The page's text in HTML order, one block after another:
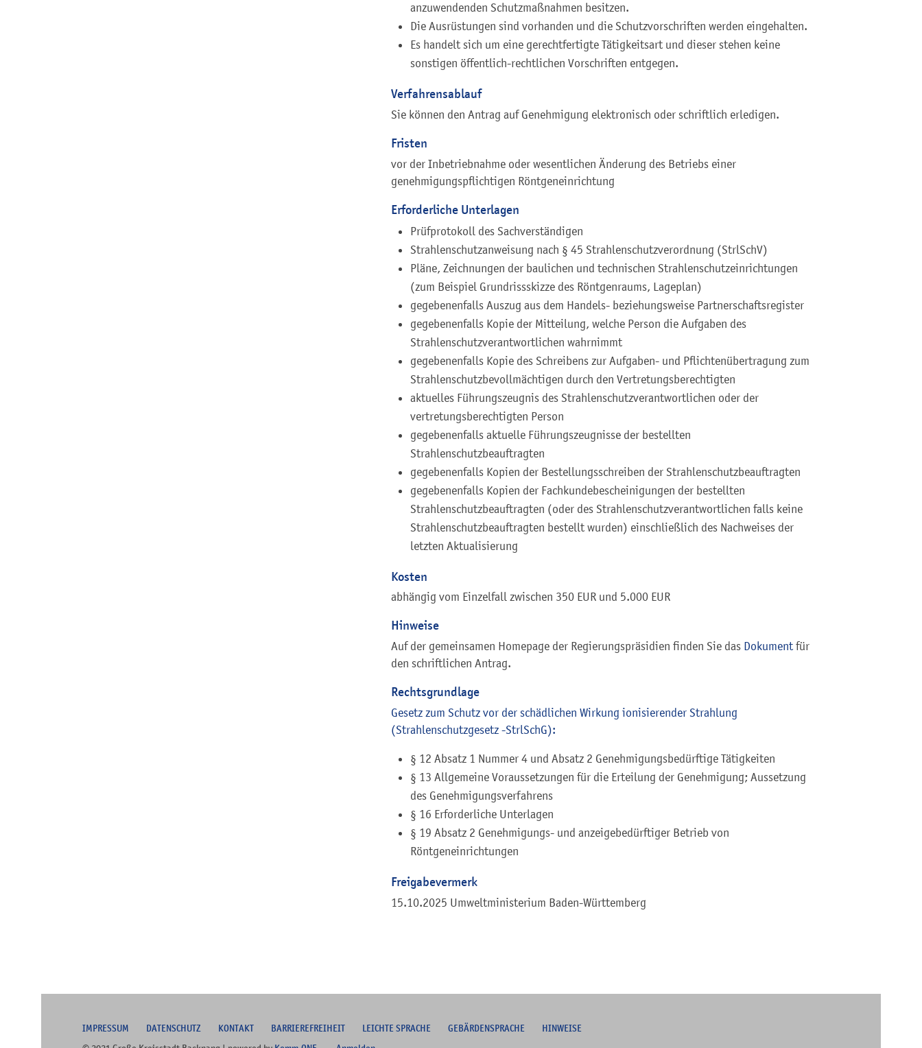
anzuwendenden Schutzmaßnahmen besitzen.
Die Ausrüstungen sind vorhanden und die Schutzvorschriften werden eingehalten.
Es handelt sich um eine gerechtfertigte Tätigkeitsart und dieser stehen keine
sonstigen öffentlich-rechtlichen Vorschriften entgegen.
Verfahrensablauf
Sie können den Antrag auf Genehmigung elektronisch oder schriftlich erledigen.
Fristen
vor der Inbetriebnahme oder wesentlichen Änderung des Betriebs einer
genehmigungspflichtigen Röntgeneinrichtung
Erforderliche Unterlagen
Prüfprotokoll des Sachverständigen
Strahlenschutzanweisung nach § 45 Strahlenschutzverordnung (StrlSchV)
Pläne, Zeichnungen der baulichen und technischen Strahlenschutzeinrichtungen
(zum Beispiel Grundrissskizze des Röntgenraums, Lageplan)
gegebenenfalls Auszug aus dem Handels- beziehungsweise Partnerschaftsregister
gegebenenfalls Kopie der Mitteilung, welche Person die Aufgaben des
Strahlenschutzverantwortlichen wahrnimmt
gegebenenfalls Kopie des Schreibens zur Aufgaben- und Pflichtenübertragung zum
Strahlenschutzbevollmächtigen durch den Vertretungsberechtigten
aktuelles Führungszeugnis des Strahlenschutzverantwortlichen oder der
vertretungsberechtigten Person
gegebenenfalls aktuelle Führungszeugnisse der bestellten
Strahlenschutzbeauftragten
gegebenenfalls Kopien der Bestellungsschreiben der Strahlenschutzbeauftragten
gegebenenfalls Kopien der Fachkundebescheinigungen der bestellten
Strahlenschutzbeauftragten (oder des Strahlenschutzverantwortlichen falls keine
Strahlenschutzbeauftragten bestellt wurden) einschließlich des Nachweises der
letzten Aktualisierung
Kosten
abhängig vom Einzelfall zwischen 350 EUR und 5.000 EUR
Hinweise
Auf der gemeinsamen Homepage der Regierungspräsidien finden Sie das Dokument für
den schriftlichen Antrag.
Rechtsgrundlage
Gesetz zum Schutz vor der schädlichen Wirkung ionisierender Strahlung
(Strahlenschutzgesetz -StrlSchG):
§ 12 Absatz 1 Nummer 4 und Absatz 2 Genehmigungsbedürftige Tätigkeiten
§ 13 Allgemeine Voraussetzungen für die Erteilung der Genehmigung; Aussetzung
des Genehmigungsverfahrens
§ 16 Erforderliche Unterlagen
§ 19 Absatz 2 Genehmigungs- und anzeigebedürftiger Betrieb von
Röntgeneinrichtungen
Freigabevermerk
15.10.2025 Umweltministerium Baden-Württemberg
IMPRESSUM DATENSCHUTZ KONTAKT BARRIEREFREIHEIT LEICHTE SPRACHE GEBÄRDENSPRACHE
HINWEISE